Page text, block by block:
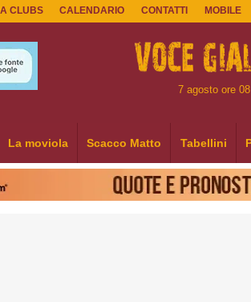
CLUBS CALENDARIO CONTATTI MOBILE
7 agosto ore
La moviola Scacco Matto Tabellini